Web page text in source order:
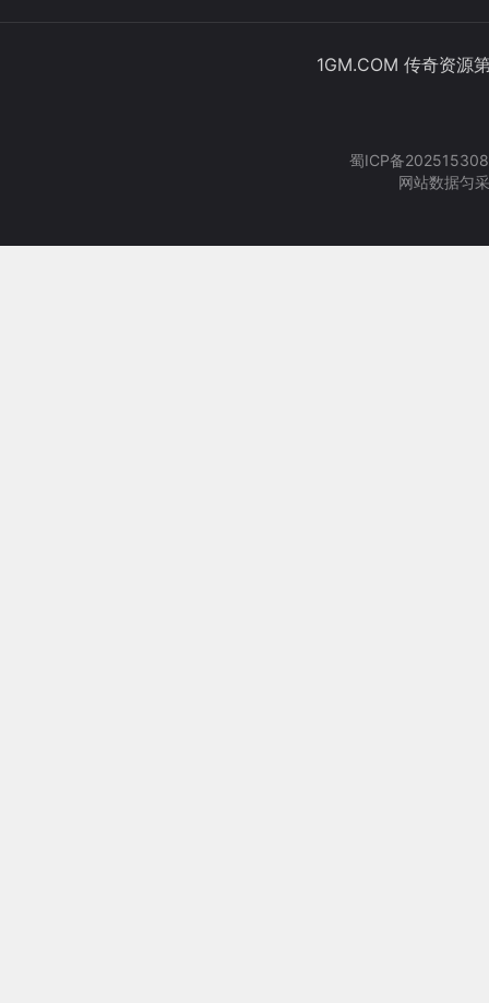
1GM.COM 传奇资源
蜀ICP备
网站数据匀